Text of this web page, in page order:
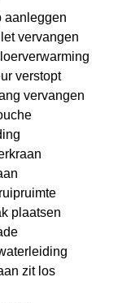
aanleggen
vervangen
verstopt
vervangen
plaatsen
zit los